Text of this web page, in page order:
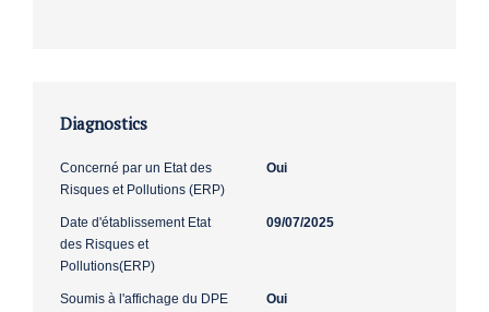
Diagnostics
Concerné par un Etat des
Risques et Pollutions (ERP)
Oui
Date d'établissement Etat
des Risques et
Pollutions(ERP)
09/07/2025
Soumis à l'affichage du DPE Oui